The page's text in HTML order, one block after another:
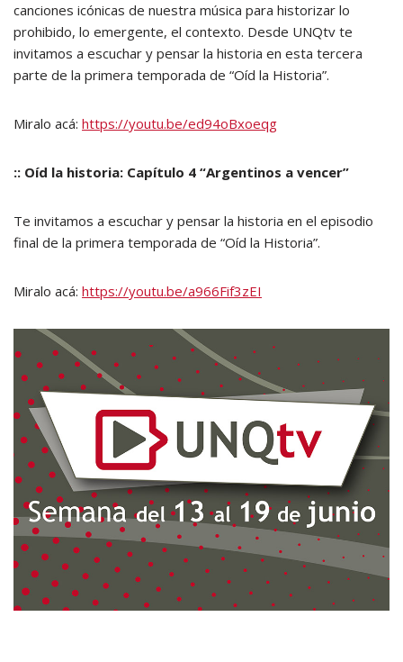
canciones icónicas de nuestra música para historizar lo
prohibido, lo emergente, el contexto. Desde UNQtv te
invitamos a escuchar y pensar la historia en esta tercera
parte de la primera temporada de “Oíd la Historia”.
Miralo acá: https://youtu.be/ed94oBxoeqg
:: Oíd la historia: Capítulo 4 “Argentinos a vencer”
Te invitamos a escuchar y pensar la historia en el episodio
final de la primera temporada de “Oíd la Historia”.
Miralo acá: https://youtu.be/a966Fif3zEI